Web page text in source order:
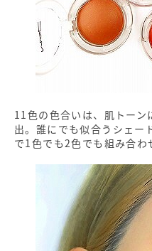
11色の色合いは、肌トー
出。誰にでも似合うシェー
で1色でも2色でも組み合わ